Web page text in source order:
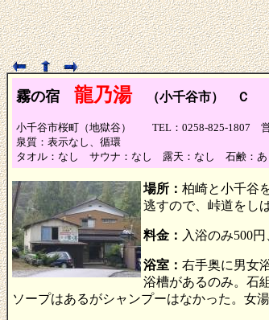
霧の宿 龍乃湯 （小千谷市） Ｃ （
小千谷市桜町（地獄谷） TEL：0258-825-1807
泉質：表示なし、循環
タオル：なし サウナ：なし 露天：なし 石鹸：
場所： 柏崎と小千谷
逃すので、峠道をし
料金： 入浴のみ500
浴室： 右手奥に男女
浴槽があるのみ。石
ソープはあるがシャンプーはなかった。女